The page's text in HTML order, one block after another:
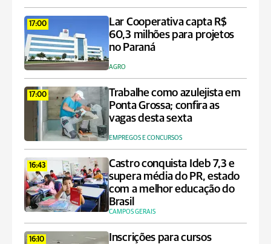
17:00
Lar Cooperativa capta R$
60,3 milhões para projetos
no Paraná
AGRO
17:00
Trabalhe como azulejista em
Ponta Grossa; confira as
vagas desta sexta
EMPREGOS E CONCURSOS
16:43
Castro conquista Ideb 7,3 e
supera média do PR, estado
com a melhor educação do
Brasil
CAMPOS GERAIS
16:10
Inscrições para cursos